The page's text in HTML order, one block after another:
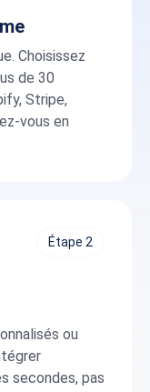
Choisissez
de 30
Stripe,
vous en
Étape 2
ou
secondes, pas